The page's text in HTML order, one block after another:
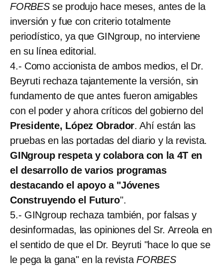
FORBESse produjo hace meses, antes de la
inversión y fue con criterio totalmente
periodístico, ya que GINgroup, no interviene
en su línea editorial.
4.- Como accionista de ambos medios, el Dr.
Beyruti rechaza tajantemente la versión, sin
fundamento de que antes fueron amigables
con el poder y ahora críticos del gobierno del
Presidente, López Obrador. Ahí están las
pruebas en las portadas del diario y la revista.
GINgroup respeta y colabora con la 4T en
el desarrollo de varios programas
destacando el apoyo a "Jóvenes
Construyendo el Futuro".
5.- GINgroup rechaza también, por falsas y
desinformadas, las opiniones del Sr. Arreola en
el sentido de que el Dr. Beyruti "hace lo que se
le pega la gana" en la revistaFORBES